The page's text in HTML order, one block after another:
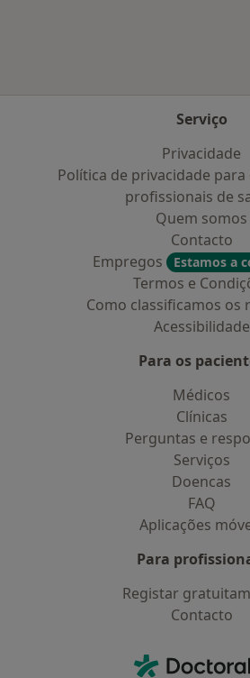
Serviço
Privacidade
Política de privacidade
profissionais de
Quem somos
Contacto
Empregos
Estamos a
Termos e
Como classificamos os
Acessibilidade
Para os
Médicos
Clínicas
Perguntas e
Serviços
Doencas
FAQ
Aplicações
Para
Registar
Contacto